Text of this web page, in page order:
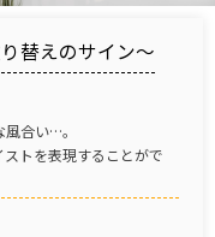
替えのサイン～
合い…。
トを表現することがで